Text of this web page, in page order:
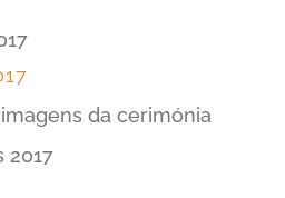
da cerimónia
2017